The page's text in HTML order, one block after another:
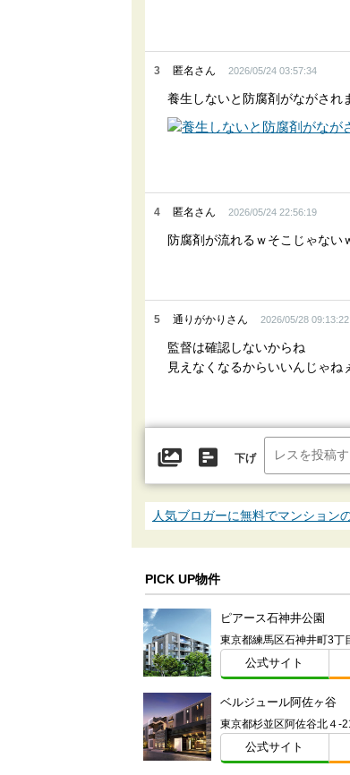
3 匿名さん 2026/05/24 03:57:34
養生しないと防腐剤がながされ
4 匿名さん 2026/05/24 22:56:19
防腐剤が流れるｗそこじゃない
5 通りがかりさん 2026/05/28 09:13:22
監督は確認しないからね
見えなくなるからいいんじゃね
下げ
人気ブロガーに無料でマンション
PICK UP物件
ピアース石神井公園
公式サイト
ベルジュール阿佐ヶ谷
公式サイト